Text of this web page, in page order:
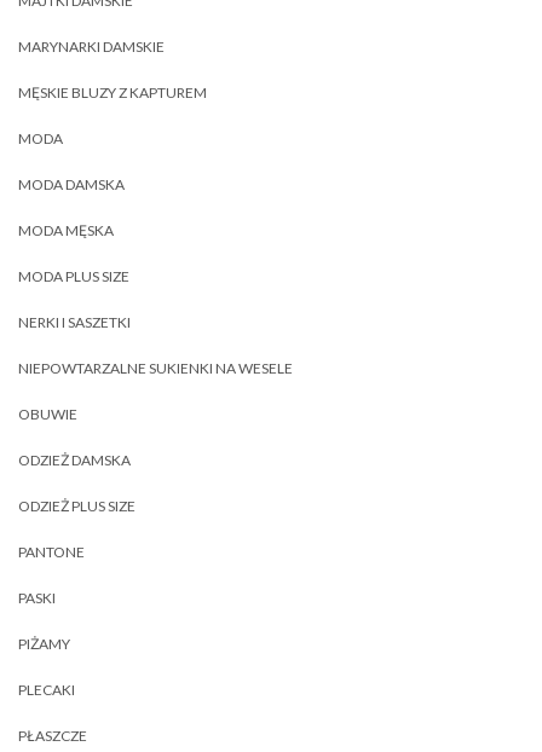
MARYNARKI DAMSKIE
MĘSKIE BLUZY Z KAPTUREM
MODA
MODA DAMSKA
MODA MĘSKA
MODA PLUS SIZE
NERKI I SASZETKI
NIEPOWTARZALNE SUKIENKI NA WESELE
OBUWIE
ODZIEŻ DAMSKA
ODZIEŻ PLUS SIZE
PANTONE
PASKI
PIŻAMY
PLECAKI
PŁASZCZE